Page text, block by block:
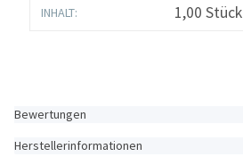
Produkteigenschaft
Wert
INHALT: 1,00 Stück
Bewertungen
Herstellerinformationen